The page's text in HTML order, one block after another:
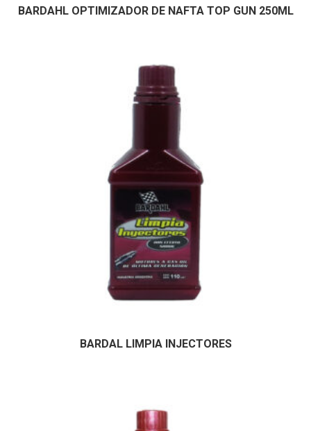
BARDAHL OPTIMIZADOR DE NAFTA TOP GUN 250ML
BARDAL LIMPIA INJECTORES